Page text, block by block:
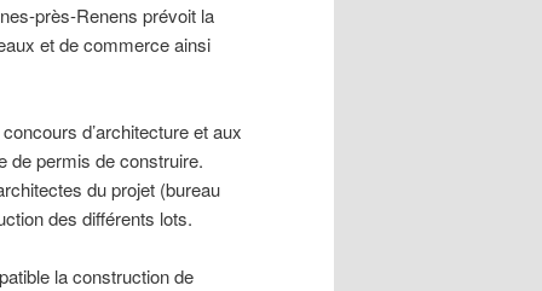
près-Renens prévoit la
et de commerce ainsi
d’architecture et aux
de permis de construire.
du projet (bureau
des différents lots.
la construction de